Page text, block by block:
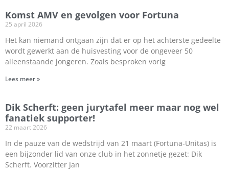
Komst AMV en gevolgen voor Fortuna
25 april 2026
Het kan niemand ontgaan zijn dat er op het achterste gedeelte
wordt gewerkt aan de huisvesting voor de ongeveer 50
alleenstaande jongeren. Zoals besproken vorig
Lees meer »
Dik Scherft: geen jurytafel meer maar nog wel
fanatiek supporter!
22 maart 2026
In de pauze van de wedstrijd van 21 maart (Fortuna-Unitas) is
een bijzonder lid van onze club in het zonnetje gezet: Dik
Scherft. Voorzitter Jan